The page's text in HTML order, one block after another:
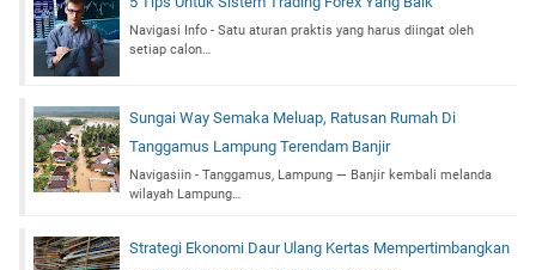
Navigasi Info - Satu aturan praktis yang harus diingat oleh
setiap calon…
Sungai Way Semaka Meluap, Ratusan Rumah Di
Tanggamus Lampung Terendam Banjir
Navigasiin - Tanggamus, Lampung — Banjir kembali melanda
wilayah Lampung…
Strategi Ekonomi Daur Ulang Kertas Mempertimbangkan